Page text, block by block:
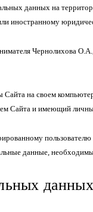
данных на
иностранному
Чернолихова
на своем
Сайта и имеющий
данные,
данных